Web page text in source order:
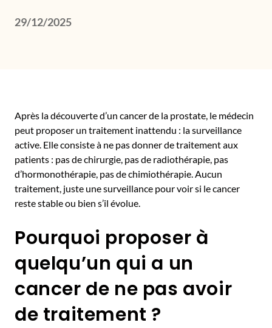
29/12/2025
Après la découverte d’un cancer de la prostate, le médecin
peut proposer un traitement inattendu : la surveillance
active. Elle consiste à ne pas donner de traitement aux
patients : pas de chirurgie, pas de radiothérapie, pas
d’hormonothérapie, pas de chimiothérapie. Aucun
traitement, juste une surveillance pour voir si le cancer
reste stable ou bien s’il évolue.
Pourquoi proposer à
quelqu’un qui a un
cancer de ne pas avoir
de traitement ?